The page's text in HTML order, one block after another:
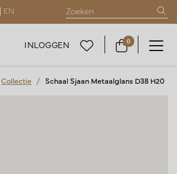
EN
INLOGGEN 0
Collectie Schaal Sjaan Metaalglans D38 H20